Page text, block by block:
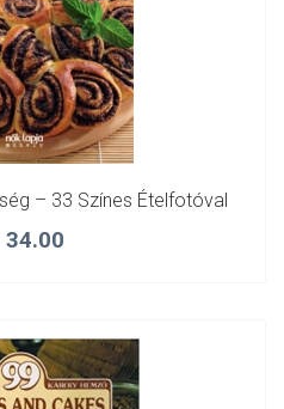
– 33 Színes Ételfotóval
34.00